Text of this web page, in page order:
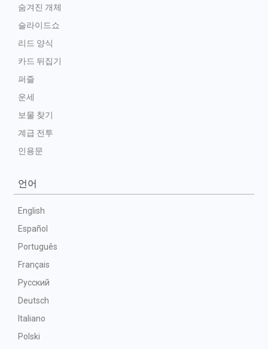
숨겨진 개체
슬라이드쇼
리드 양식
카드 뒤집기
퍼즐
운세
보물 찾기
계급 전투
인용문
언어
English
Español
Português
Français
Русский
Deutsch
Italiano
Polski